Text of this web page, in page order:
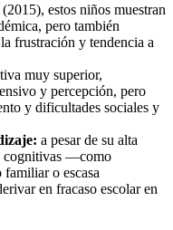
estos niños muestran
pero también
frustración y tendencia a
muy superior,
y percepción, pero
y dificultades sociales y
a pesar de su alta
cognitivas —como
o escasa
en fracaso escolar en